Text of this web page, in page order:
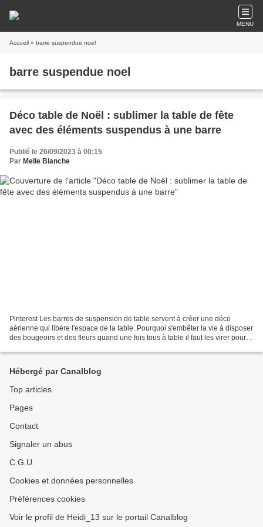
MENU
Accueil » barre suspendue noel
barre suspendue noel
Déco table de Noël : sublimer la table de fête
avec des éléments suspendus à une barre
Publié le 26/09/2023 à 00:15
Par Melle Blanche
Pinterest Les barres de suspension de table servent à créer une déco
aérienne qui libère l'espace de la table. Pourquoi s'embêter la vie à disposer
des bougeoirs et des fleurs quand une fois tous à table il faut les virer pour
Hébergé par Canalblog
Top articles
Pages
Contact
Signaler un abus
C.G.U.
Cookies et données personnelles
Préférences cookies
Voir le profil de Heidi_13 sur le portail Canalblog